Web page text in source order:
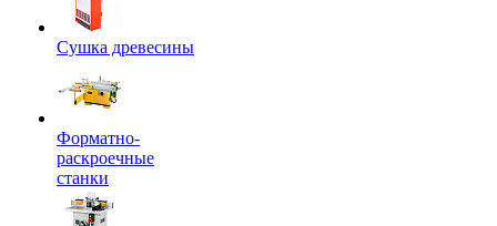
Сушка древесины
Форматно-
раскроечные
станки